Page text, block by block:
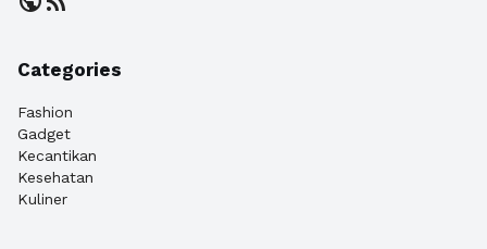
Categories
Fashion
Gadget
Kecantikan
Kesehatan
Kuliner